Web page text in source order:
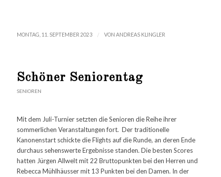
MONTAG, 11. SEPTEMBER 2023 / VON ANDREAS KLINGLER
Schöner Seniorentag
SENIOREN
Mit dem Juli-Turnier setzten die Senioren die Reihe ihrer
sommerlichen Veranstaltungen fort. Der traditionelle
Kanonenstart schickte die Flights auf die Runde, an deren Ende
durchaus sehenswerte Ergebnisse standen. Die besten Scores
hatten Jürgen Allwelt mit 22 Bruttopunkten bei den Herren und
Rebecca Mühlhäusser mit 13 Punkten bei den Damen. In der